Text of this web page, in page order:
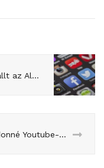
Gyűlölet-ellenes törvény: ellenállt az Alkotmánytanács
Megint eltüntették Dieudonné Youtube-csatornáját (cikkem a TEV számára)